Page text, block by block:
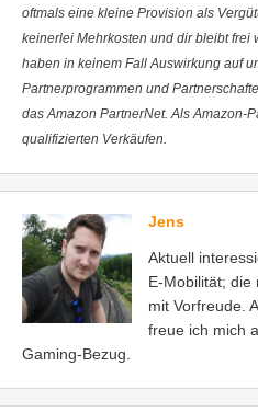
oftmals eine kleine Provision als
keinerlei Mehrkosten und dir bleibt frei
haben in keinem Fall Auswirkung auf
Partnerprogrammen und
das Amazon PartnerNet. Als Amazon-
qualifizierten Verkäufen.
Jens
Aktuell
E-Mobilität; die
mit Vorfreude.
freue ich mich
Gaming-Bezug.